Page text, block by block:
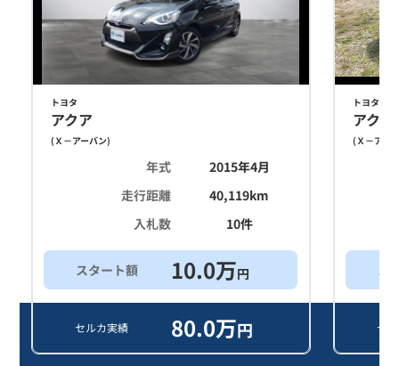
トヨタ
アクア
( Ｘ－アーバン)
年式
2015年4月
走行距離
40,119km
入札数
10件
スタート額 10.0万円
セルカ実績 80.0万円
トヨタ
アクア
( Ｘ－アー
ス
セ